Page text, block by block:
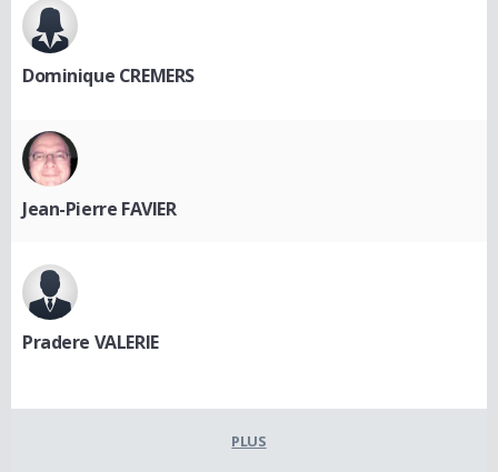
Dominique CREMERS
Jean-Pierre FAVIER
Pradere VALERIE
PLUS